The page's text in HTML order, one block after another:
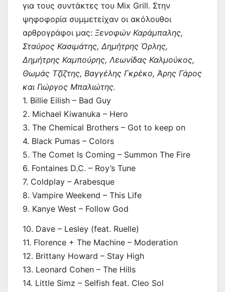
για τους συντάκτες του Mix Grill. Στην
ψηφοφορία συμμετείχαν οι ακόλουθοι
αρθρογράφοι μας: Ξενοφών Καράμπαλης,
Σταύρος Κασιμάτης, Δημήτρης Όρλης,
Δημήτρης Καμπούρης, Λεωνίδας Καλμούκος,
Θωμάς Τζίζτης, Βαγγέλης Γκρέκο, Άρης Γάρος
και Γιώργος Μπαλιώτης.
1. Billie Eilish – Bad Guy
2. Michael Kiwanuka – Hero
3. The Chemical Brothers – Got to keep on
4. Black Pumas – Colors
5. The Comet Is Coming – Summon The Fire
6. Fontaines D.C. – Roy’s Tune
7. Coldplay – Arabesque
8. Vampire Weekend – This Life
9. Kanye West – Follow God
10. Dave – Lesley (feat. Ruelle)
11. Florence + The Machine – Moderation
12. Brittany Howard – Stay High
13. Leonard Cohen – The Hills
14. Little Simz – Selfish feat. Cleo Sol